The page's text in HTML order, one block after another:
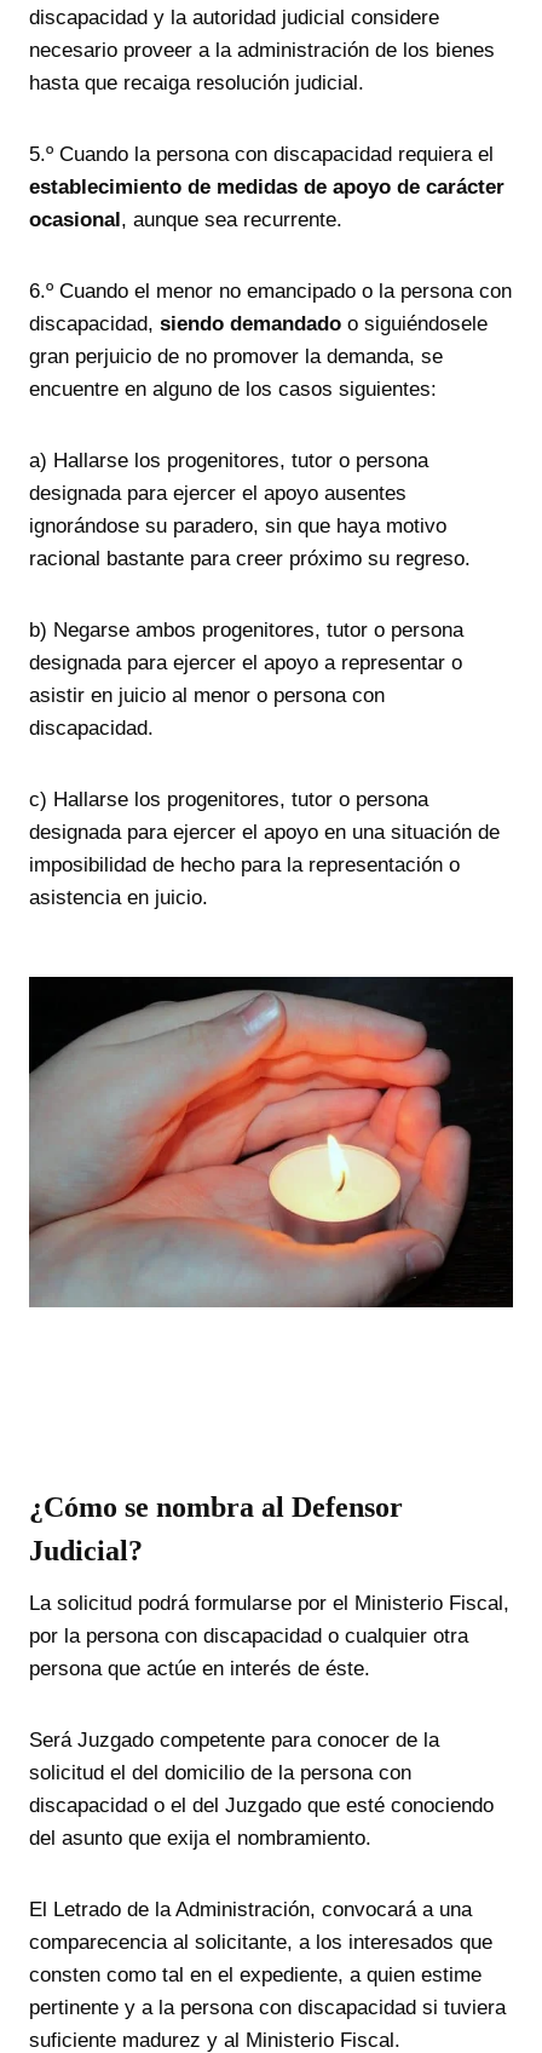
discapacidad y la autoridad judicial considere
necesario proveer a la administración de los bienes
hasta que recaiga resolución judicial.
5.º Cuando la persona con discapacidad requiera el
establecimiento de medidas de apoyo de carácter
ocasional, aunque sea recurrente.
6.º Cuando el menor no emancipado o la persona con
discapacidad, siendo demandado o siguiéndosele
gran perjuicio de no promover la demanda, se
encuentre en alguno de los casos siguientes:
a) Hallarse los progenitores, tutor o persona
designada para ejercer el apoyo ausentes
ignorándose su paradero, sin que haya motivo
racional bastante para creer próximo su regreso.
b) Negarse ambos progenitores, tutor o persona
designada para ejercer el apoyo a representar o
asistir en juicio al menor o persona con
discapacidad.
c) Hallarse los progenitores, tutor o persona
designada para ejercer el apoyo en una situación de
imposibilidad de hecho para la representación o
asistencia en juicio.
¿Cómo se nombra al Defensor
Judicial?
La solicitud podrá formularse por el Ministerio Fiscal,
por la persona con discapacidad o cualquier otra
persona que actúe en interés de éste.
Será Juzgado competente para conocer de la
solicitud el del domicilio de la persona con
discapacidad o el del Juzgado que esté conociendo
del asunto que exija el nombramiento.
El Letrado de la Administración, convocará a una
comparecencia al solicitante, a los interesados que
consten como tal en el expediente, a quien estime
pertinente y a la persona con discapacidad si tuviera
suficiente madurez y al Ministerio Fiscal.